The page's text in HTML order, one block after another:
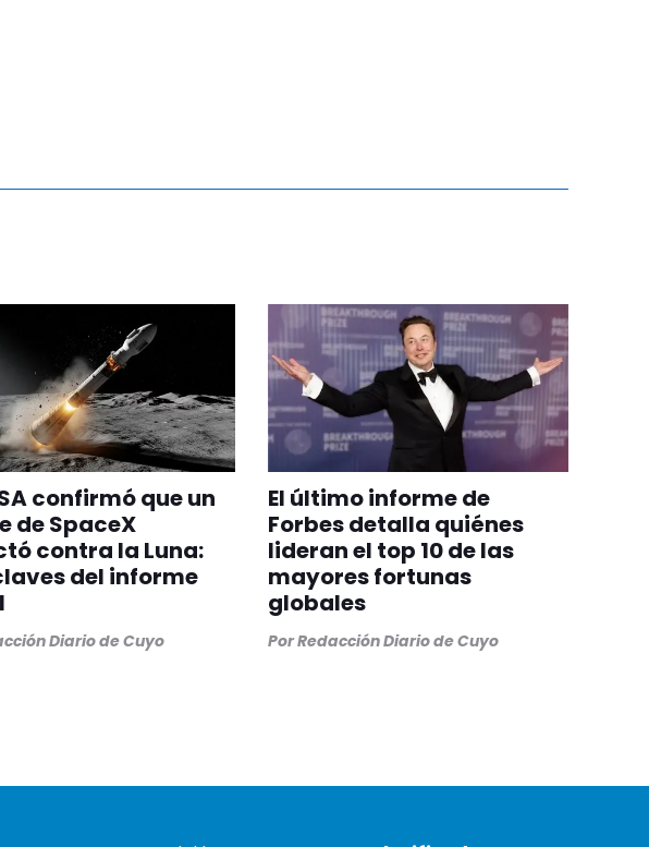
confirmó que un
de SpaceX
contra la Luna:
del informe
Diario de Cuyo
El último informe de
Forbes detalla quiénes
lideran el top 10 de las
mayores fortunas
globales
PorRedacción Diario de Cuyo